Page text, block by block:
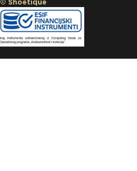
© Shoetique